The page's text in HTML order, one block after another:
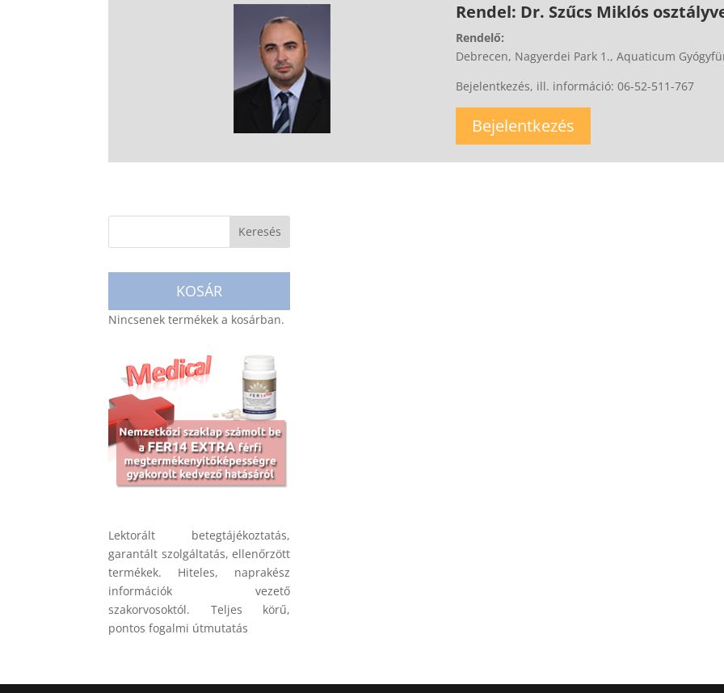
Rendel: Dr. Szűcs Miklós
Rendelő:
Debrecen, Nagyerdei Park 1., Aquaticum
Bejelentkezés, ill. információ: 06-52-511-767
Bejelentkezés
KOSÁR
Nincsenek termékek a kosárban.
Lektorált betegtájékoztatás,
garantált szolgáltatás, ellenőrzött
termékek. Hiteles, naprakész
információk vezető
szakorvosoktól. Teljes körű,
pontos fogalmi útmutatás